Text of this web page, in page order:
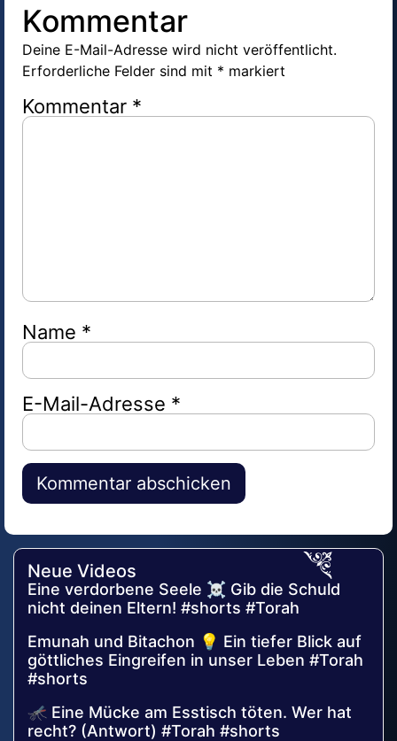
Kommentar
Deine E-Mail-Adresse wird nicht veröffentlicht.
Erforderliche Felder sind mit * markiert
Kommentar *
Name *
E-Mail-Adresse *
Alternative:
Neue Videos
Eine verdorbene Seele ☠️ Gib die Schuld
nicht deinen Eltern! #shorts #Torah
Emunah und Bitachon 💡 Ein tiefer Blick auf
göttliches Eingreifen in unser Leben #Torah
#shorts
🦟 Eine Mücke am Esstisch töten. Wer hat
recht? (Antwort) #Torah #shorts